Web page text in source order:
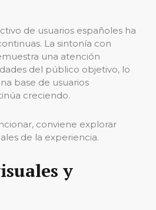
de usuarios españoles ha
La sintonía con
una atención
del público objetivo, lo
base de usuarios
creciendo.
conviene explorar
de la experiencia.
y